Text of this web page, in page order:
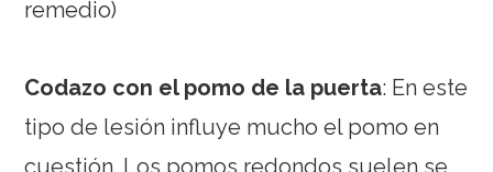
remedio)
Codazo con el pomo de la puerta: En este
tipo de lesión influye mucho el pomo en
cuestión. Los pomos redondos suelen se